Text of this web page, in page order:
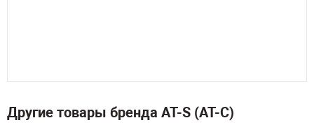
Другие товары бренда AT-S (АТ-С)